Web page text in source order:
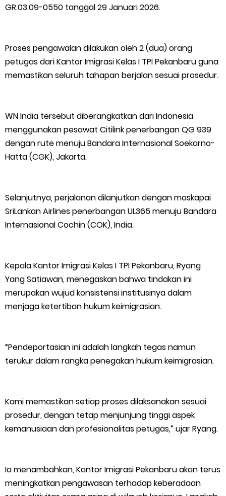
Kapolres Kep. Meranti Besuk Tokoh Masyarakat H. Katan di
RSUD Selatpanjang
Jagung 1,5 Hektare, Dukung Ketahanan Pangan
Kepulauan Meranti Sambut Kapolres Baru dan Tamu Melaka
Pangan Lewat Pendampingan Budidaya Jagung
di RSUD Dorak, Tegaskan Komitmen Pelayanan Kesehatan
Humanis
Kapolres Kepulauan Meranti Perkuat Sinergi Jelang Ekspedisi
Thursday, 6 August
GR.03.09-0550 tanggal 29 Januari 2026.
Proses pengawalan dilakukan oleh 2 (dua) orang
petugas dari Kantor Imigrasi Kelas I TPI Pekanbaru guna
memastikan seluruh tahapan berjalan sesuai prosedur.
WN India tersebut diberangkatkan dari Indonesia
menggunakan pesawat Citilink penerbangan QG 939
dengan rute menuju Bandara Internasional Soekarno-
Hatta (CGK), Jakarta.
Selanjutnya, perjalanan dilanjutkan dengan maskapai
SriLankan Airlines penerbangan UL365 menuju Bandara
Internasional Cochin (COK), India.
Kepala Kantor Imigrasi Kelas I TPI Pekanbaru, Ryang
Yang Satiawan, menegaskan bahwa tindakan ini
merupakan wujud konsistensi institusinya dalam
menjaga ketertiban hukum keimigrasian.
“Pendeportasian ini adalah langkah tegas namun
terukur dalam rangka penegakan hukum keimigrasian.
Kami memastikan setiap proses dilaksanakan sesuai
prosedur, dengan tetap menjunjung tinggi aspek
kemanusiaan dan profesionalitas petugas,” ujar Ryang.
Ia menambahkan, Kantor Imigrasi Pekanbaru akan terus
meningkatkan pengawasan terhadap keberadaan